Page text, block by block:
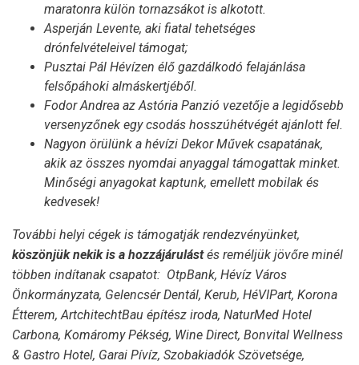
maratonra külön tornazsákot is alkotott.
Asperján Levente, aki fiatal tehetséges
drónfelvételeivel támogat;
Pusztai Pál Hévízen élő gazdálkodó felajánlása
felsőpáhoki almáskertjéből.
Fodor Andrea az Astória Panzió vezetője a legidősebb
versenyzőnek egy csodás hosszúhétvégét ajánlott fel.
Nagyon örülünk a hévízi Dekor Művek csapatának,
akik az összes nyomdai anyaggal támogattak minket.
Minőségi anyagokat kaptunk, emellett mobilak és
kedvesek!
További helyi cégek is támogatják rendezvényünket,
köszönjük nekik is a hozzájárulástés reméljük jövőre minél
többen indítanak csapatot: OtpBank, Hévíz Város
Önkormányzata, Gelencsér Dentál, Kerub, HéVIPart, Korona
Étterem, ArtchitechtBau építész iroda, NaturMed Hotel
Carbona, Komáromy Pékség, Wine Direct, Bonvital Wellness
& Gastro Hotel, Garai Pívíz, Szobakiadók Szövetsége,